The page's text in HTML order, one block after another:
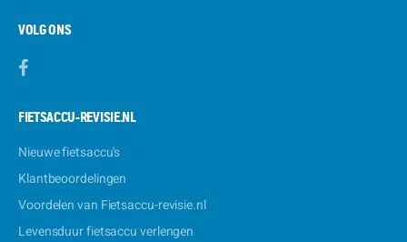
VOLG ONS
FIETSACCU-REVISIE.NL
Nieuwe fietsaccu's
Klantbeoordelingen
Voordelen van Fietsaccu-revisie.nl
Levensduur fietsaccu verlengen